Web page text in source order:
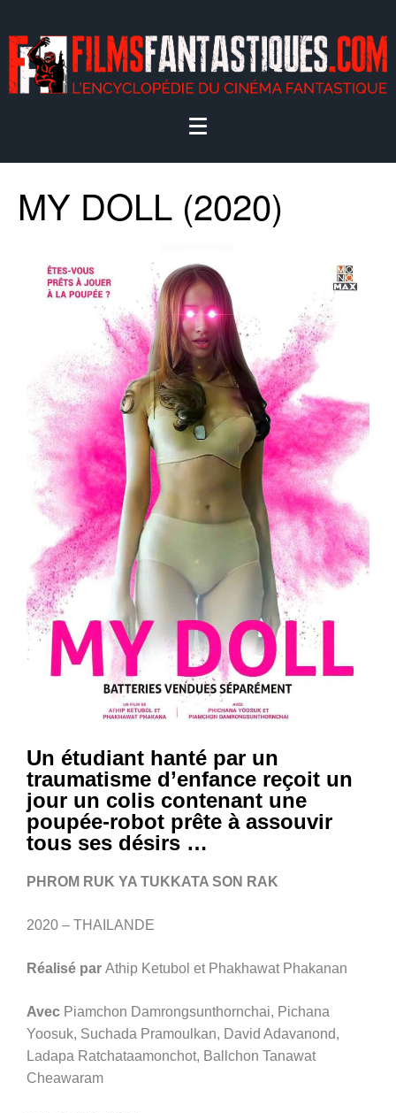
MY DOLL (2020)
Un étudiant hanté par un
traumatisme d’enfance reçoit un
jour un colis contenant une
poupée-robot prête à assouvir
tous ses désirs …
PHROM RUK YA TUKKATA SON RAK
2020 – THAILANDE
Réalisé par Athip Ketubol et Phakhawat Phakanan
Avec Piamchon Damrongsunthornchai, Pichana
Yoosuk, Suchada Pramoulkan, David Adavanond,
Ladapa Ratchataamonchot, Ballchon Tanawat
Cheawaram